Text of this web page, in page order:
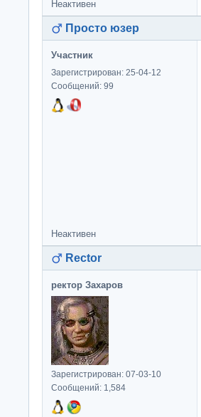
Неактивен
Просто юзер
Участник
Зарегистрирован: 25-04-12
Сообщений: 99
Неактивен
Rector
ректор Захаров
Зарегистрирован: 07-03-10
Сообщений: 1,584